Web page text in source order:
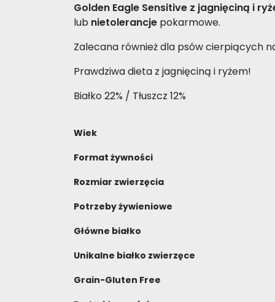
Golden Eagle Sensitive z jagnięciną i
lub nietolerancje pokarmowe.
Zalecana również dla psów cierpiących
Prawdziwa dieta z jagnięciną i ryżem!
Białko 22% / Tłuszcz 12%
Wiek
Format żywności
Rozmiar zwierzęcia
Potrzeby żywieniowe
Główne białko
Unikalne białko zwierzęce
Grain-Gluten Free